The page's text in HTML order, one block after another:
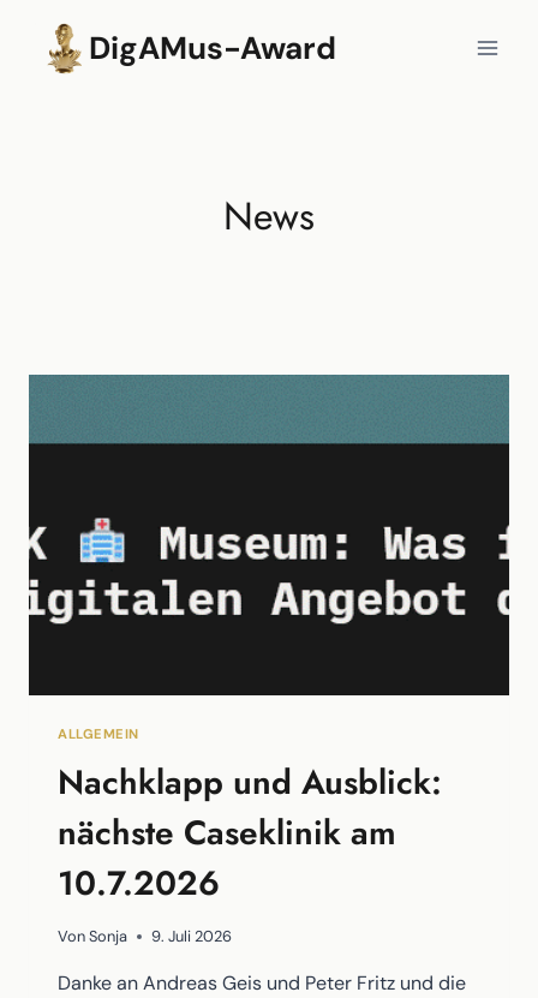
springen
DigAMus-Award
News
ALLGEMEIN
Nachklapp und Ausblick:
nächste Caseklinik am
10.7.2026
VonSonja 9. Juli 2026
Danke an Andreas Geis und Peter Fritz und die